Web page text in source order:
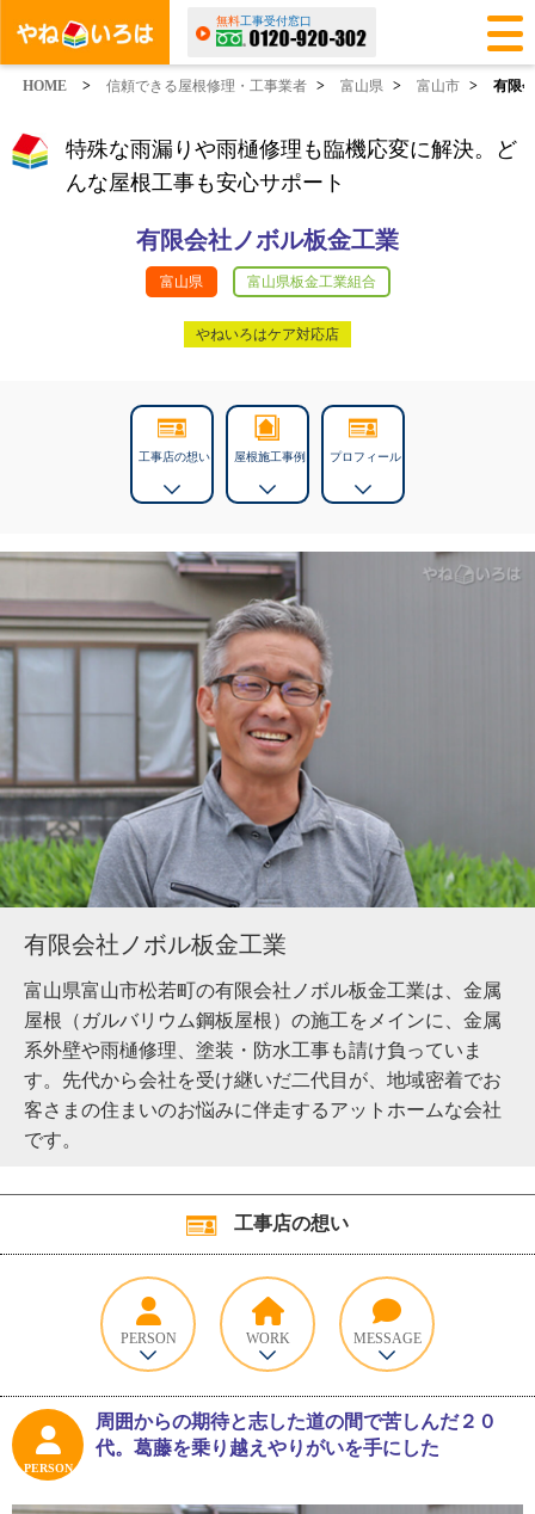
無料工事受付窓口
HOME > 信頼できる屋根修理・工事業者 > 富山県 > 富山市 > 有限
特殊な雨漏りや雨樋修理も臨機応変に解決。ど
んな屋根工事も安心サポート
有限会社ノボル板金工業
富山県 富山県板金工業組合
やねいろはケア対応店
工事店の想い 屋根施工事例 プロフィール
有限会社ノボル板金工業
富山県富山市松若町の有限会社ノボル板金工業は、金属
屋根（ガルバリウム鋼板屋根）の施工をメインに、金属
系外壁や雨樋修理、塗装・防水工事も請け負っていま
す。先代から会社を受け継いだ二代目が、地域密着でお
客さまの住まいのお悩みに伴走するアットホームな会社
です。
工事店の想い
PERSON WORK MESSAGE
PERSON
周囲からの期待と志した道の間で苦しんだ２０
代。葛藤を乗り越えやりがいを手にした